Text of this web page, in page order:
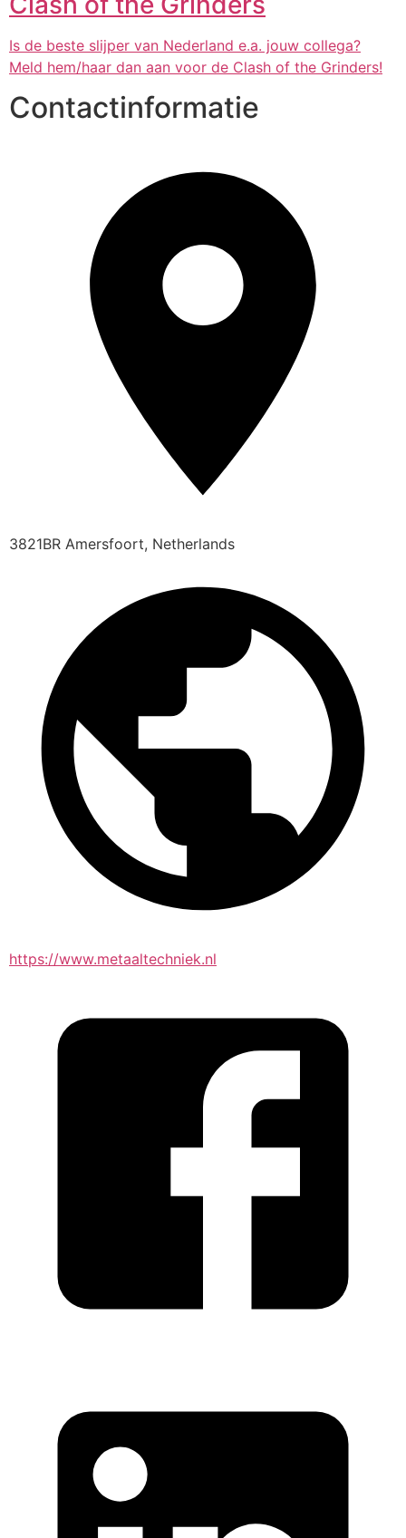
Is de beste slijper van Nederland e.a. jouw collega?
Meld hem/haar dan aan voor de Clash of the Grinders!
Contactinformatie
3821BR Amersfoort, Netherlands
https://www.metaaltechniek.nl